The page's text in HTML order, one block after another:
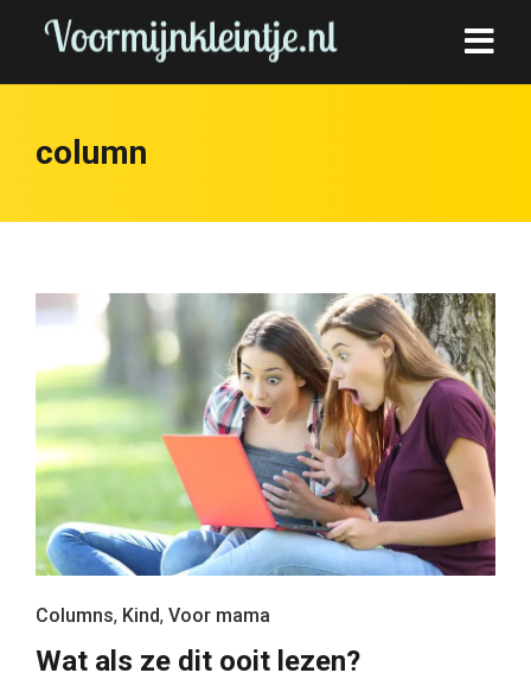
column
Columns, Kind, Voor mama
Wat als ze dit ooit lezen?